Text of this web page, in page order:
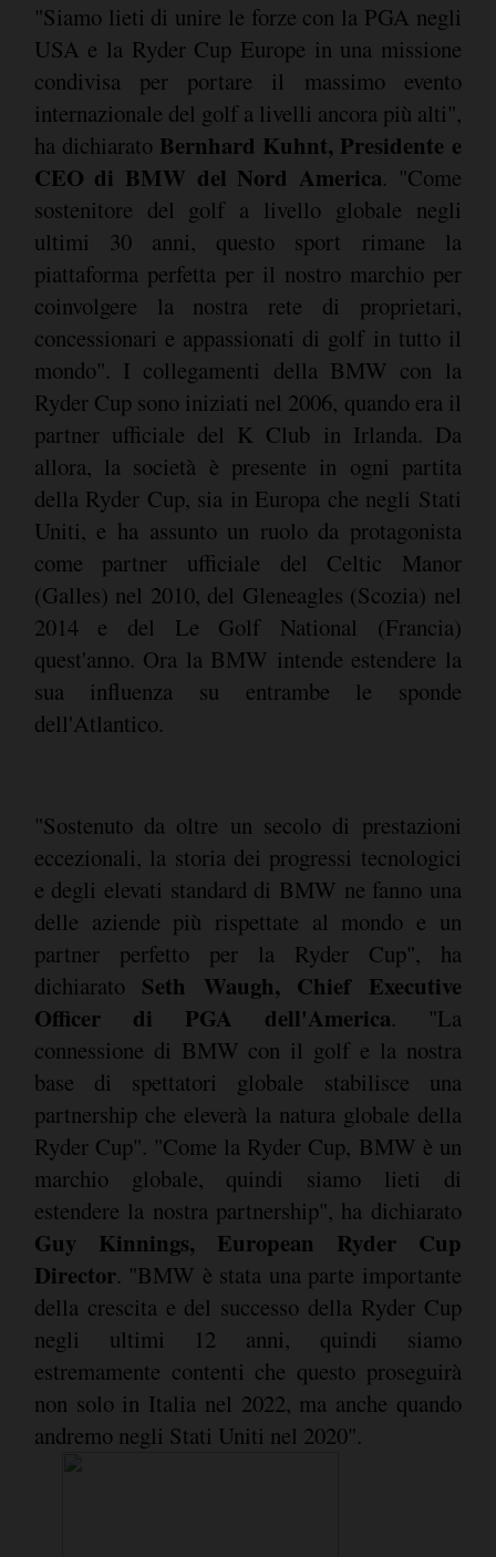
"Siamo lieti di unire le forze con la PGA negli
USA e la Ryder Cup Europe in una missione
condivisa per portare il massimo evento
internazionale del golf a livelli ancora più alti",
ha dichiarato Bernhard Kuhnt, Presidente e
CEO di BMW del Nord America. "Come
sostenitore del golf a livello globale negli
ultimi 30 anni, questo sport rimane la
piattaforma perfetta per il nostro marchio per
coinvolgere la nostra rete di proprietari,
concessionari e appassionati di golf in tutto il
mondo". I collegamenti della BMW con la
Ryder Cup sono iniziati nel 2006, quando era il
partner ufficiale del K Club in Irlanda. Da
allora, la società è presente in ogni partita
della Ryder Cup, sia in Europa che negli Stati
Uniti, e ha assunto un ruolo da protagonista
come partner ufficiale del Celtic Manor
(Galles) nel 2010, del Gleneagles (Scozia) nel
2014 e del Le Golf National (Francia)
quest'anno. Ora la BMW intende estendere la
sua influenza su entrambe le sponde
dell'Atlantico.
"Sostenuto da oltre un secolo di prestazioni
eccezionali, la storia dei progressi tecnologici
e degli elevati standard di BMW ne fanno una
delle aziende più rispettate al mondo e un
partner perfetto per la Ryder Cup", ha
dichiaratoSeth Waugh, Chief Executive
Officer di PGA dell'America. "La
connessione di BMW con il golf e la nostra
base di spettatori globale stabilisce una
partnership che eleverà la natura globale della
Ryder Cup". "Come la Ryder Cup, BMW è un
marchio globale, quindi siamo lieti di
estendere la nostra partnership", ha dichiarato
Guy Kinnings, European Ryder Cup
Director. "BMW è stata una parte importante
della crescita e del successo della Ryder Cup
negli ultimi 12 anni, quindi siamo
estremamente contenti che questo proseguirà
non solo in Italia nel 2022, ma anche quando
andremo negli Stati Uniti nel 2020".